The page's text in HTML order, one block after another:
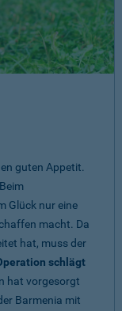
guten Appetit.
Glück nur eine
macht. Da
hat, muss der
schlägt
hat vorgesorgt
Barmenia mit